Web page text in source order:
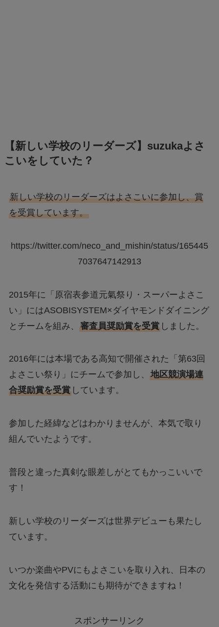
【新しい学校のリーダーズ】suzukaよさ
こいをしていた？
新しい学校のリーダーズはよさこいに参加し、賞
を受賞しています。
https://twitter.com/neco_and_mishin/status/165445
7037647142913
2015年に「原宿表参道元氣祭り・スーパーよさこ
い」にはASOBISYSTEM×ダイヤモンドダイニング
とチームを組み、 審査員奨励賞を受賞しました。
2016年には本場である高知で開催された「第63回
よさこい祭り」にチームで参加し、 地区競演場連
合奨励賞を受賞しています。
参加した経緯などはわかりませんが、本気で取り
組んでいたようです。
普段と違った真剣な眼差しがとてもかっこいいで
す！
新しい学校のリーダーズは世界デビューも果たし
ています。
いつか楽曲やPVにもよさこいを取り入れ、日本の
文化を発信する活動にも期待ができますね！
スポンサーリンク